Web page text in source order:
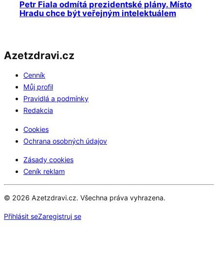
Petr Fiala odmítá prezidentské plány. Místo
Hradu chce být veřejným intelektuálem
Azetzdravi.cz
Cenník
Můj profil
Pravidlá a podmínky
Redakcia
Cookies
Ochrana osobných údajov
Zásady cookies
Ceník reklam
© 2026 Azetzdravi.cz. Všechna práva vyhrazena.
Přihlásit seZaregistruj se